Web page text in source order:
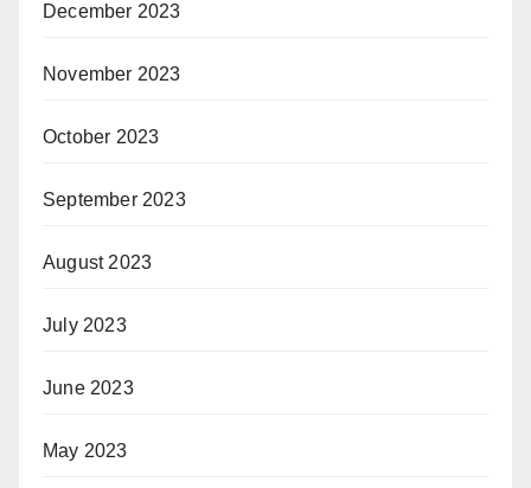
December 2023
November 2023
October 2023
September 2023
August 2023
July 2023
June 2023
May 2023